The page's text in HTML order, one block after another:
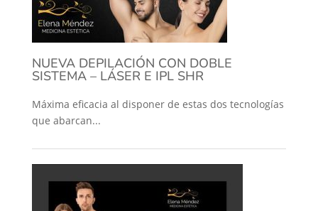
NUEVA DEPILACIÓN CON DOBLE
SISTEMA – LÁSER E IPL SHR
Máxima eficacia al disponer de estas dos tecnologías
que abarcan...